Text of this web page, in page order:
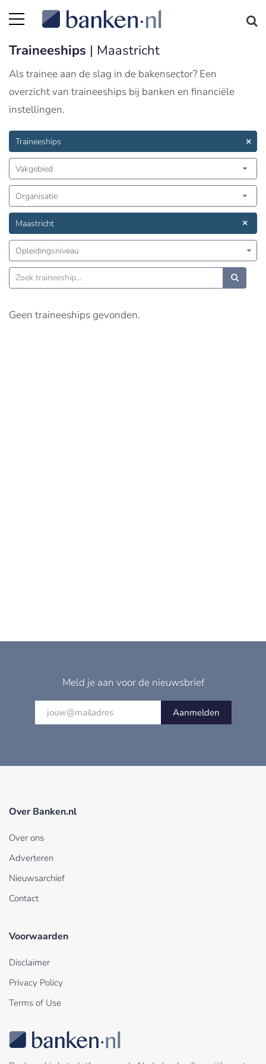
Traineeships | Maastricht
Als trainee aan de slag in de bakensector? Een
overzicht van traineeships bij banken en financiële
instellingen.
Traineeships
Vakgebied
Organisatie
Maastricht
Opleidingsniveau
Geen traineeships gevonden.
Meld je aan voor de nieuwsbrief
Aanmelden
Over Banken.nl
Over ons
Adverteren
Nieuwsarchief
Contact
Voorwaarden
Disclaimer
Privacy Policy
Terms of Use